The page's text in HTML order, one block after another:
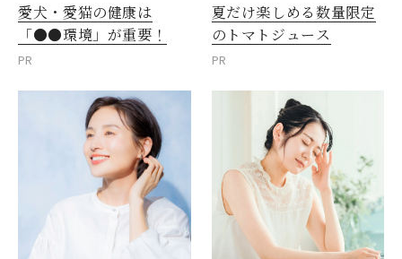
愛犬・愛猫の健康は
「●●環境」が重要！
PR
夏だけ楽しめる数量限定
のトマトジュース
PR